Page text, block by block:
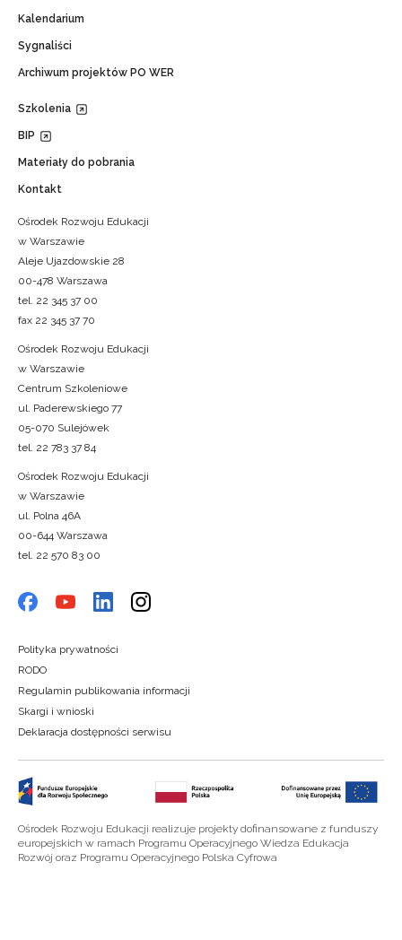
Kalendarium
Sygnaliści
Archiwum projektów PO WER
Szkolenia
BIP
Materiały do pobrania
Kontakt
Ośrodek Rozwoju Edukacji
w Warszawie
Aleje Ujazdowskie 28
00-478 Warszawa
tel. 22 345 37 00
fax 22 345 37 70
Ośrodek Rozwoju Edukacji
w Warszawie
Centrum Szkoleniowe
ul. Paderewskiego 77
05-070 Sulejówek
tel. 22 783 37 84
Ośrodek Rozwoju Edukacji
w Warszawie
ul. Polna 46A
00-644 Warszawa
tel. 22 570 83 00
Polityka prywatności
RODO
Regulamin publikowania informacji
Skargi i wnioski
Deklaracja dostępności serwisu
Ośrodek Rozwoju Edukacji realizuje projekty dofinansowane z funduszy
europejskich w ramach Programu Operacyjnego Wiedza Edukacja
Rozwój oraz Programu Operacyjnego Polska Cyfrowa